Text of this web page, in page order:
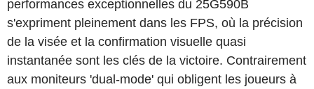
performances exceptionnelles du 25G590B
s'expriment pleinement dans les FPS, où la précision
de la visée et la confirmation visuelle quasi
instantanée sont les clés de la victoire. Contrairement
aux moniteurs 'dual-mode' qui obligent les joueurs à